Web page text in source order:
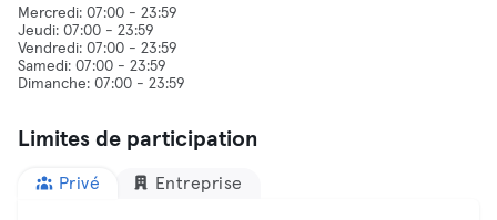
Mercredi: 07:00 - 23:59
Jeudi: 07:00 - 23:59
Vendredi: 07:00 - 23:59
Samedi: 07:00 - 23:59
Limites de participation
Privé Entreprise